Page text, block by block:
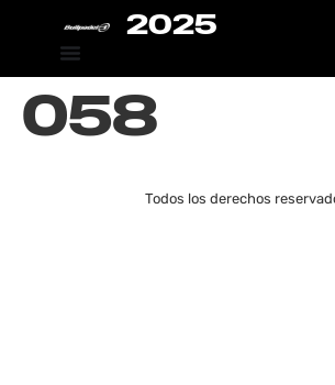
2025
058
Todos los derechos